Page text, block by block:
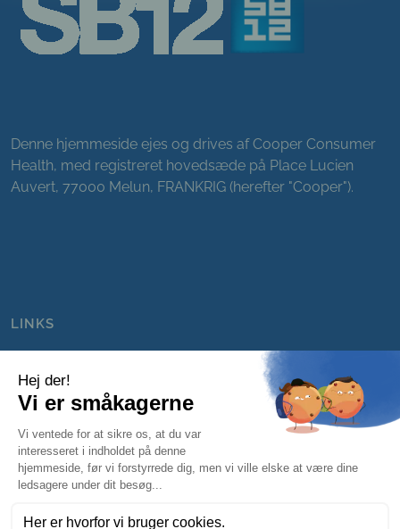
Denne hjemmeside ejes og drives af Cooper Consumer
Health, med registreret hovedsæde på Place Lucien
Auvert, 77000 Melun, FRANKRIG (herefter "Cooper").
LINKS
FAQ
sitemap
Cookiepolitik